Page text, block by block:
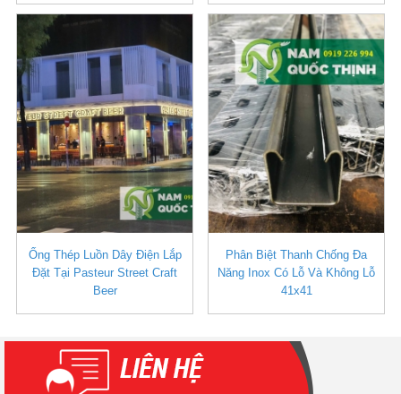
Ống Thép Luồn Dây Điện Lắp
Đặt Tại Pasteur Street Craft
Beer
Phân Biệt Thanh Chống Đa
Năng Inox Có Lỗ Và Không Lỗ
41x41